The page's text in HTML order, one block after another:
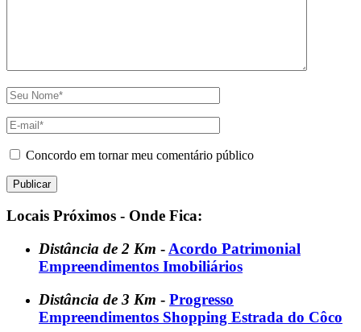
Concordo em tornar meu comentário público
Locais Próximos - Onde Fica:
Distância de 2 Km - Acordo Patrimonial
Empreendimentos Imobiliários
Distância de 3 Km - Progresso
Empreendimentos Shopping Estrada do Côco